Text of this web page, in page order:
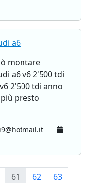
a6
montare
a6 v6 2'500 tdi
2'500 tdi anno
presto
61 62
63